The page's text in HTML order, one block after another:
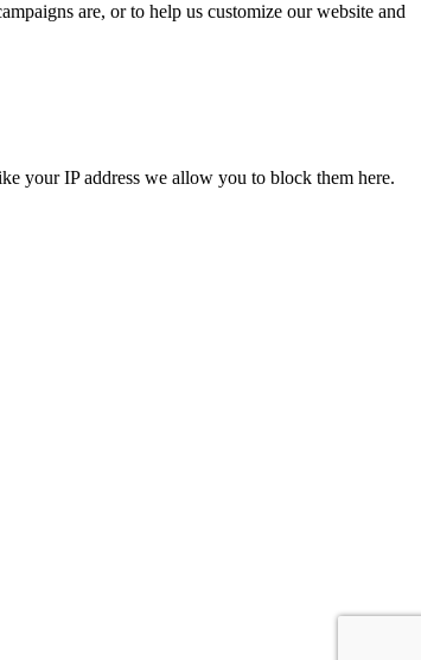
are, or to help us customize our website and
your IP address we allow you to block them here.